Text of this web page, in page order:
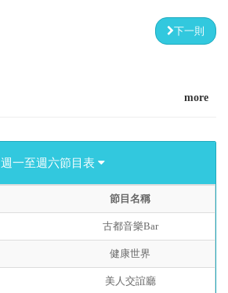
下一則
more
週一至週六節目表
節目名稱
古都音樂Bar
健康世界
美人交誼廳